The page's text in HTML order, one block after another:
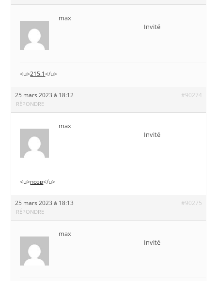
max
Invité
<u>215.1</u>
25 mars 2023 à 18:12 #90274
RÉPONDRE
max
Invité
<u>позв</u>
25 mars 2023 à 18:13 #90275
RÉPONDRE
max
Invité